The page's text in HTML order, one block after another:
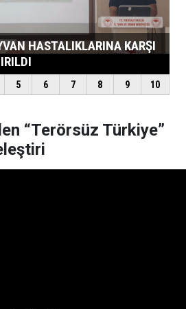
“Terörsüz Türkiye”